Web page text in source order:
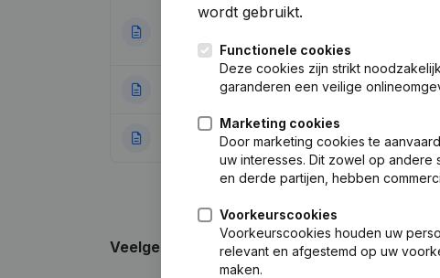
Wijziging Juridische
31-12-2014 Kapitaal, Aandelen -
31-12-2010 Rubriek Oprichting
Veelgestelde vragen
wordt gebruikt.
Functionele cookies
Deze cookies zijn strikt
garanderen een veilige
Marketing cookies
Door marketing cookies te
uw interesses. Dit zowel op andere
en derde partijen, hebben
Voorkeurscookies
Voorkeurscookies houden uw
relevant en afgestemd op uw
maken.